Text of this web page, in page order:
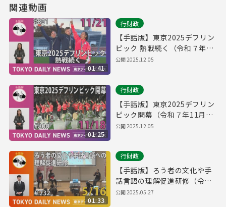
関連動画
01:41
行財政
【手話版】東京2025デフリン
ピック 熱戦続く（令和７年11
月21日 東京デイリーニュース
公開2025.12.05
01:25
行財政
【手話版】東京2025デフリン
ピック開幕（令和７年11月18
日 東京デイリーニュース
公開2025.12.05
01:33
行財政
【手話版】ろう者の文化や手
話言語の理解促進研修（令和
７年５月16日 東京デイリーニ
公開2025.05.27